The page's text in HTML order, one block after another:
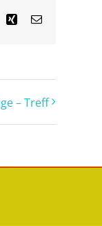
Xing Email
– Treff